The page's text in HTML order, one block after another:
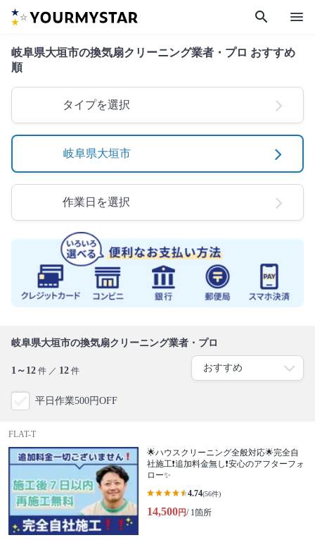
search menu
岐阜県大垣市の換気扇クリーニング業者・プロ おすすめ
順
タイプを選択
岐阜県大垣市
作業日を選択
岐阜県大垣市の換気扇クリーニング業者・プロ
1～12 件 ／ 12 件
平日作業500円OFF
FLAT-T
🌟ハウスクリーニング全般対応🌟完全自
社施工❗️追加料金無し❗️安心のアフターフォ
ロー✨
4.74(56件)
14,500円/ 1箇所